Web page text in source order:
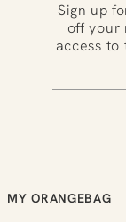
Sign up
off your
access to
MY ORANGEBAG